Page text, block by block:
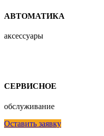
АВТОМАТИКА
аксессуары
СЕРВИСНОЕ
обслуживание
Оставить заявку